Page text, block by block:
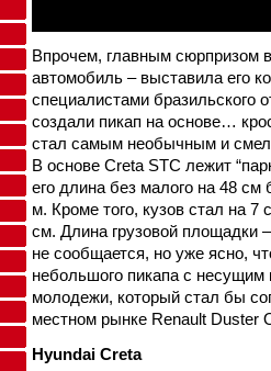
Впрочем, главным сюрпризом
автомобиль – выставила его
специалистами бразильского
создали пикап на основе…
стал самым необычным и
В основе Creta STC лежит
его длина без малого на 48
м. Кроме того, кузов стал на
см. Длина грузовой площадки
не сообщается, но уже ясно,
небольшого пикапа с несущим
молодежи, который стал бы
местном рынке Renault Duster
Hyundai Creta